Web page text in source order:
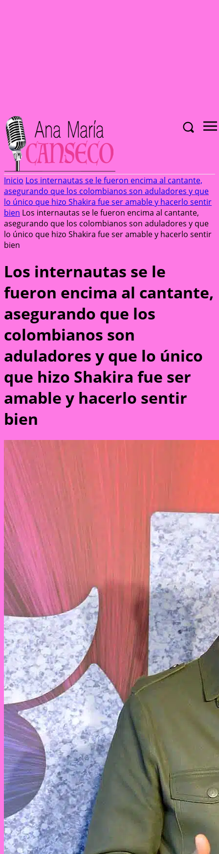
Inicio Los internautas se le fueron encima al cantante,
asegurando que los colombianos son aduladores y que
lo único que hizo Shakira fue ser amable y hacerlo sentir
bien Los internautas se le fueron encima al cantante,
asegurando que los colombianos son aduladores y que
lo único que hizo Shakira fue ser amable y hacerlo sentir
bien
Los internautas se le
fueron encima al cantante,
asegurando que los
colombianos son
aduladores y que lo único
que hizo Shakira fue ser
amable y hacerlo sentir
bien